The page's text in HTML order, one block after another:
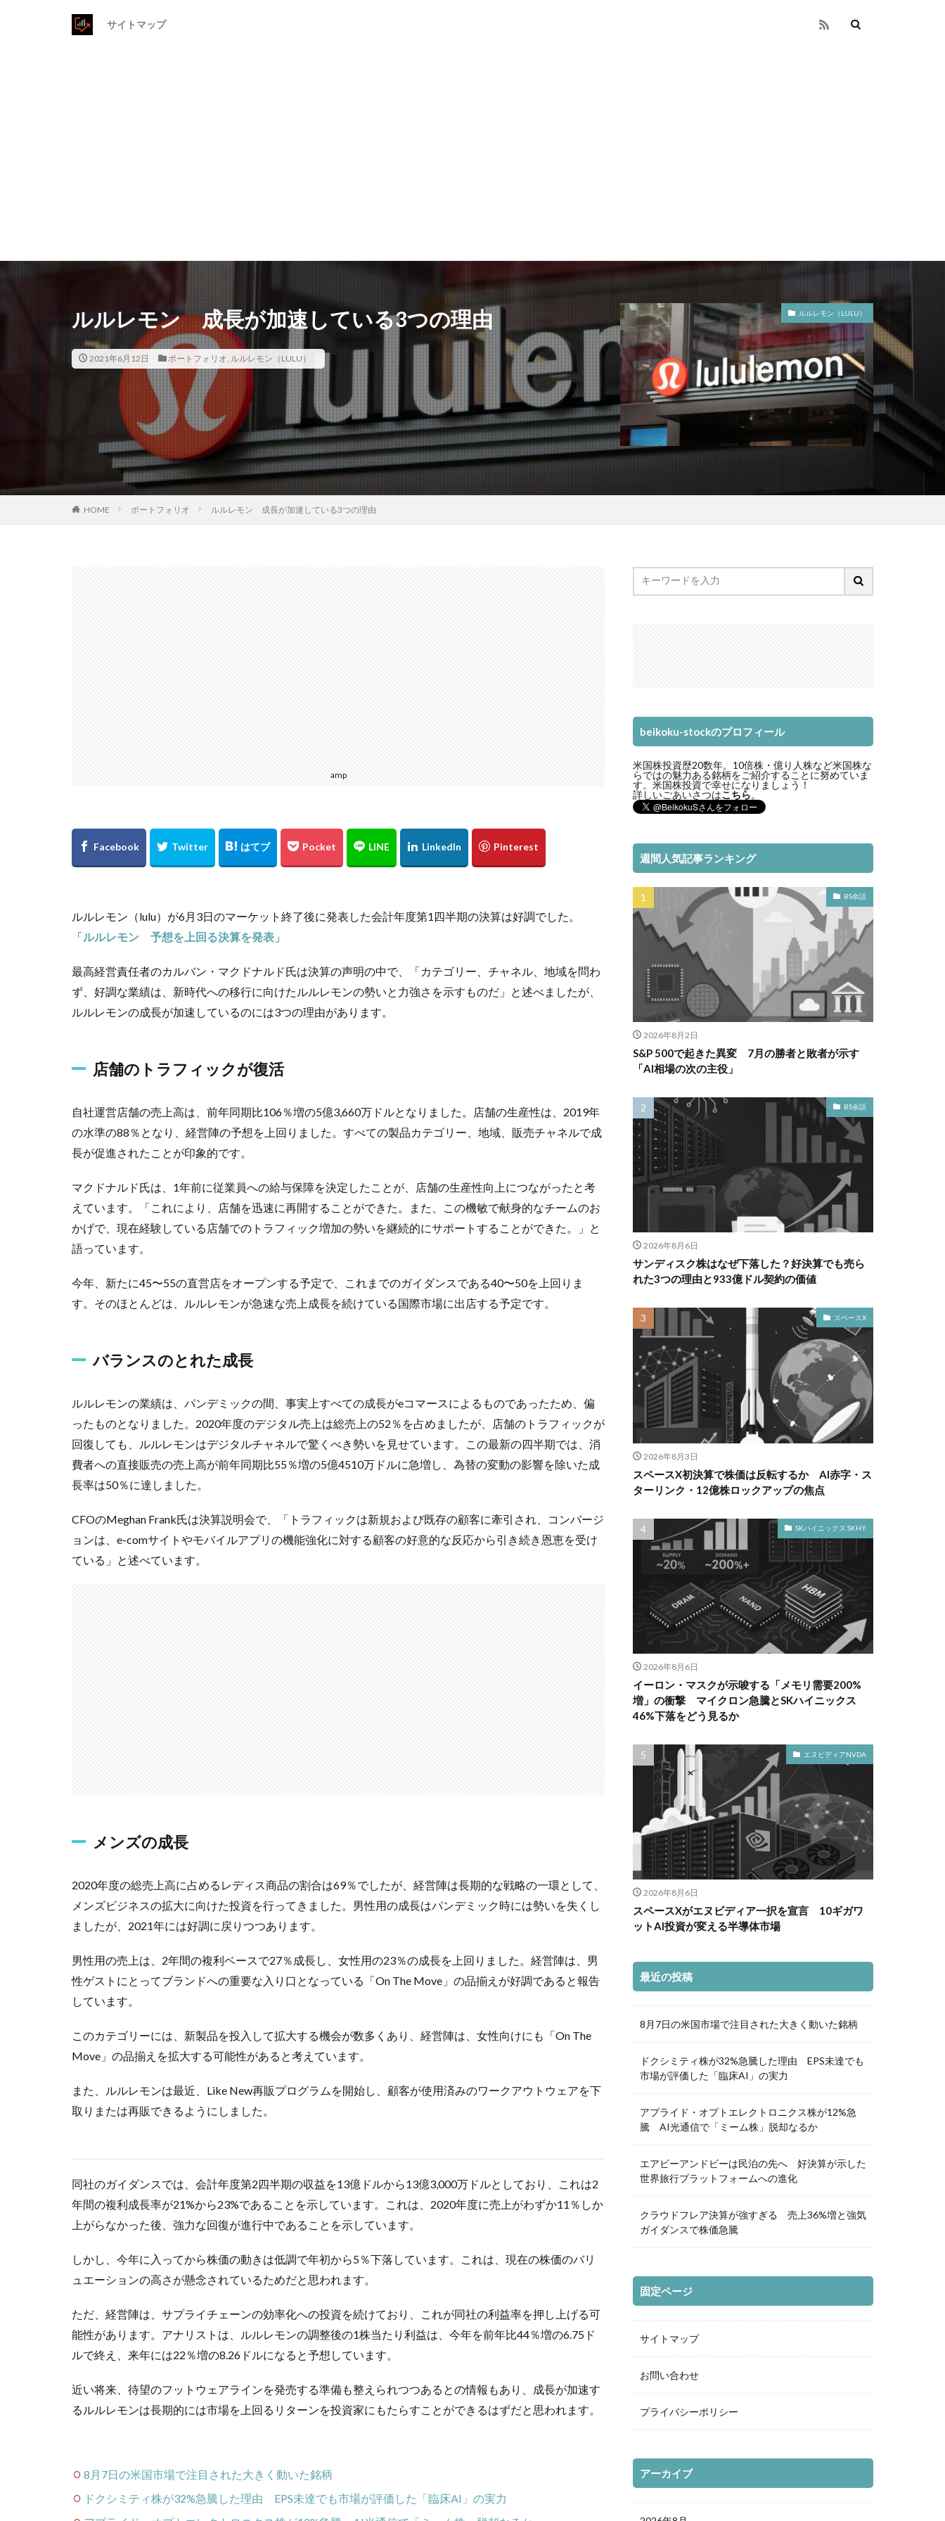
サイトマップ
ルルレモン 成長が加速している3つの理由
2021年6月12日 ポートフォリオ, ルルレモン（LULU）
ルルレモン（LULU）
HOME ポートフォリオ ルルレモン 成長が加速している3つの理由
amp
ルルレモン（lulu）が6月3日のマーケット終了後に発表した会計年度第1四半期の決算は好調でした。
「ルルレモン 予想を上回る決算を発表 」
最高経営責任者のカルバン・マクドナルド氏は決算の声明の中で、「カテゴリー、チャネル、地域を問わ
ず、好調な業績は、新時代への移行に向けたルルレモンの勢いと力強さを示すものだ」と述べましたが、
ルルレモンの成長が加速しているのには3つの理由があります。
店舗のトラフィックが復活
自社運営店舗の売上高は、前年同期比106％増の5億3,660万ドルとなりました。店舗の生産性は、2019年
の水準の88％となり、経営陣の予想を上回りました。すべての製品カテゴリー、地域、販売チャネルで成
長が促進されたことが印象的です。
マクドナルド氏は、1年前に従業員への給与保障を決定したことが、店舗の生産性向上につながったと考
えています。「これにより、店舗を迅速に再開することができた。また、この機敏で献身的なチームのお
かげで、現在経験している店舗でのトラフィック増加の勢いを継続的にサポートすることができた。」と
語っています。
今年、新たに45〜55の直営店をオープンする予定で、これまでのガイダンスである40〜50を上回りま
す。そのほとんどは、ルルレモンが急速な売上成長を続けている国際市場に出店する予定です。
バランスのとれた成長
ルルレモンの業績は、パンデミックの間、事実上すべての成長がeコマースによるものであったため、偏
ったものとなりました。2020年度のデジタル売上は総売上の52％を占めましたが、店舗のトラフィックが
回復しても、ルルレモンはデジタルチャネルで驚くべき勢いを見せています。この最新の四半期では、消
費者への直接販売の売上高が前年同期比55％増の5億4510万ドルに急増し、為替の変動の影響を除いた成
長率は50％に達しました。
CFOのMeghan Frank氏は決算説明会で、「トラフィックは新規および既存の顧客に牽引され、コンバージ
ョンは、e-comサイトやモバイルアプリの機能強化に対する顧客の好意的な反応から引き続き恩恵を受け
ている」と述べています。
メンズの成長
2020年度の総売上高に占めるレディス商品の割合は69％でしたが、経営陣は長期的な戦略の一環として、
メンズビジネスの拡大に向けた投資を行ってきました。男性用の成長はパンデミック時には勢いを失くし
ましたが、2021年には好調に戻りつつあります。
男性用の売上は、2年間の複利ベースで27％成長し、女性用の23％の成長を上回りました。経営陣は、男
性ゲストにとってブランドへの重要な入り口となっている「On The Move」の品揃えが好調であると報告
しています。
このカテゴリーには、新製品を投入して拡大する機会が数多くあり、経営陣は、女性向けにも「On The
Move」の品揃えを拡大する可能性があると考えています。
また、ルルレモンは最近、Like New再販プログラムを開始し、顧客が使用済みのワークアウトウェアを下
取りまたは再販できるようにしました。
同社のガイダンスでは、会計年度第2四半期の収益を13億ドルから13億3,000万ドルとしており、これは2
年間の複利成長率が21%から23%であることを示しています。これは、2020年度に売上がわずか11％しか
上がらなかった後、強力な回復が進行中であることを示しています。
しかし、今年に入ってから株価の動きは低調で年初から5％下落しています。これは、現在の株価のバリ
ュエーションの高さが懸念されているためだと思われます。
ただ、経営陣は、サプライチェーンの効率化への投資を続けており、これが同社の利益率を押し上げる可
能性があります。アナリストは、ルルレモンの調整後の1株当たり利益は、今年を前年比44％増の6.75ド
ルで終え、来年には22％増の8.26ドルになると予想しています。
近い将来、待望のフットウェアラインを発売する準備も整えられつつあるとの情報もあり、成長が加速す
るルルレモンは長期的には市場を上回るリターンを投資家にもたらすことができるはずだと思われます。
8月7日の米国市場で注目された大きく動いた銘柄
ドクシミティ株が32%急騰した理由 EPS未達でも市場が評価した「臨床AI」の実力
beikoku-stockのプロフィール
米国株投資歴20数年。10倍株・億り人株など米国株な
らではの魅力ある銘柄をご紹介することに努めていま
す。米国株投資で幸せになりましょう！
詳しいごあいさつはこちら。
週間人気記事ランキング
BS余話
2026年8月2日
S&P 500で起きた異変 7月の勝者と敗者が示す
「AI相場の次の主役」
BS余話
2026年8月6日
サンディスク株はなぜ下落した？好決算でも売ら
れた3つの理由と933億ドル契約の価値
スペースX
2026年8月3日
スペースX初決算で株価は反転するか AI赤字・ス
ターリンク・12億株ロックアップの焦点
SKハイニックス SKHY
2026年8月6日
イーロン・マスクが示唆する「メモリ需要200%
増」の衝撃 マイクロン急騰とSKハイニックス
46%下落をどう見るか
エヌビディアNVDA
2026年8月6日
スペースXがエヌビディア一択を宣言 10ギガワ
ットAI投資が変える半導体市場
最近の投稿
8月7日の米国市場で注目された大きく動いた銘柄
ドクシミティ株が32%急騰した理由 EPS未達でも
市場が評価した「臨床AI」の実力
アプライド・オプトエレクトロニクス株が12%急
騰 AI光通信で「ミーム株」脱却なるか
エアビーアンドビーは民泊の先へ 好決算が示した
世界旅行プラットフォームへの進化
クラウドフレア決算が強すぎる 売上36%増と強気
ガイダンスで株価急騰
固定ページ
サイトマップ
お問い合わせ
プライバシーポリシー
アーカイブ